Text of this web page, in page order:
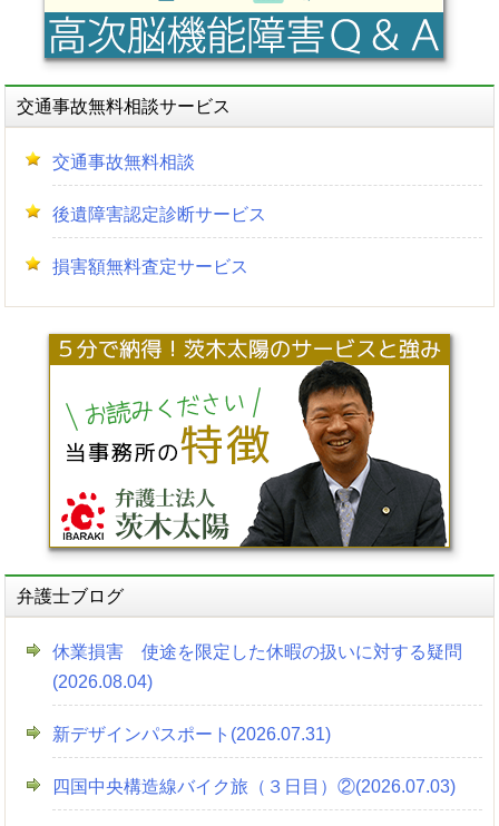
交通事故無料相談サービス
交通事故無料相談
後遺障害認定診断サービス
損害額無料査定サービス
弁護士ブログ
休業損害 使途を限定した休暇の扱いに対する疑問
(2026.08.04)
新デザインパスポート(2026.07.31)
四国中央構造線バイク旅（３日目）②(2026.07.03)